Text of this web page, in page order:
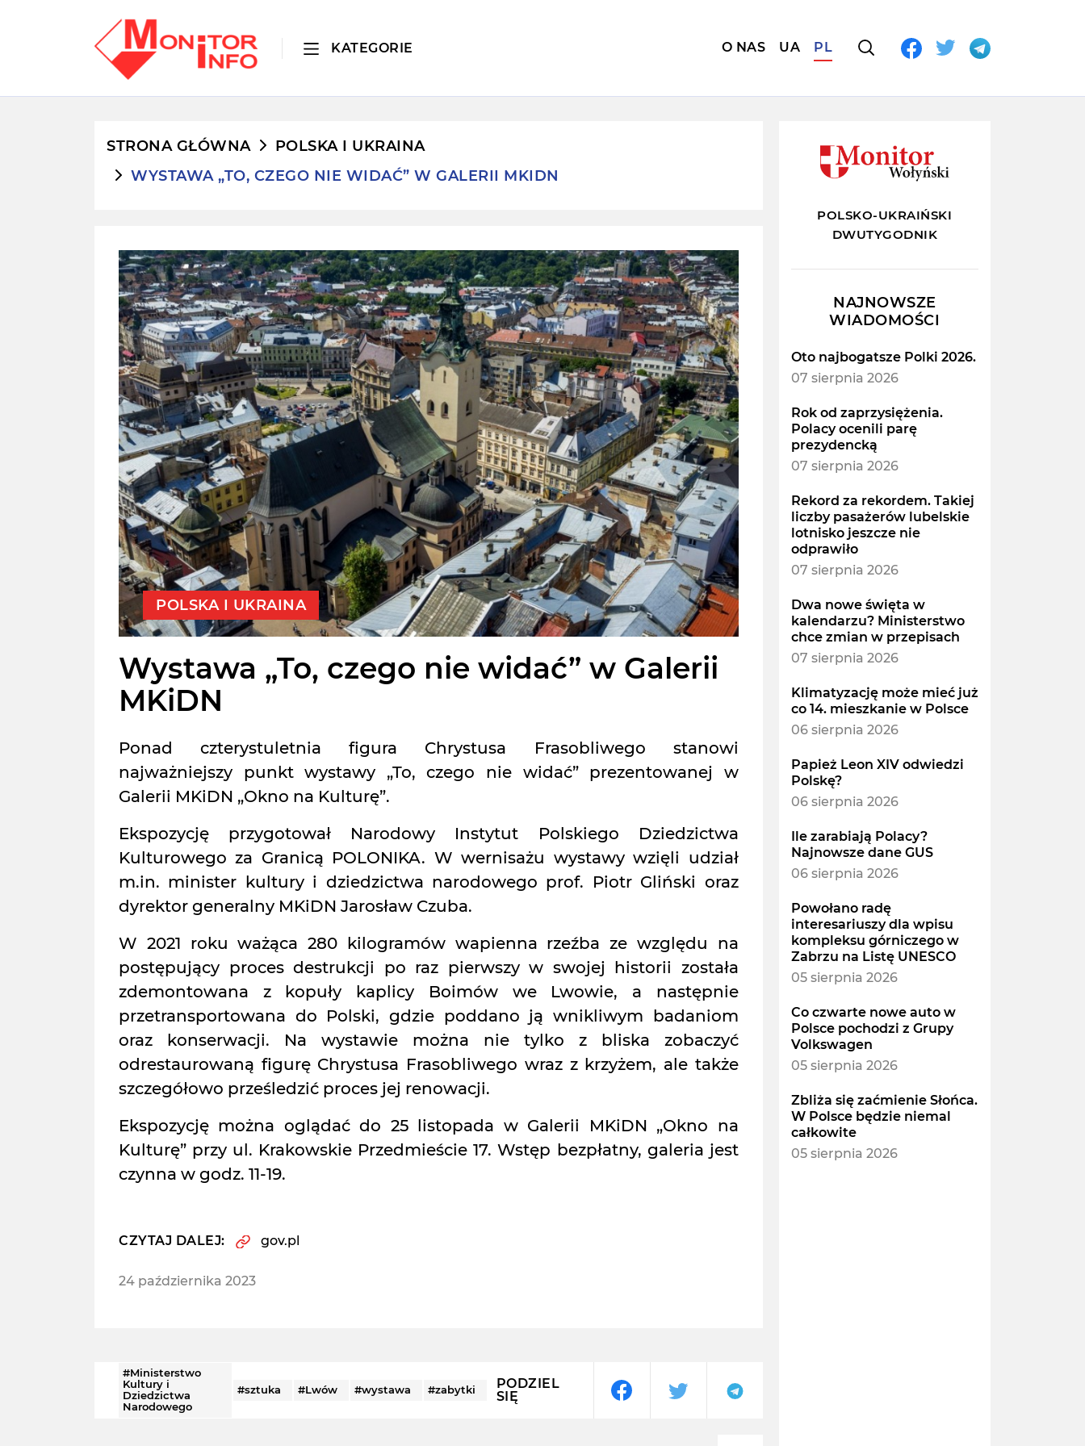
KATEGORIE O NAS UA PL
STRONA GŁÓWNA
POLSKA I UKRAINA
WYSTAWA „TO, CZEGO NIE WIDAĆ” W GALERII MKIDN
POLSKA I UKRAINA
Wystawa „To, czego nie widać” w Galerii
MKiDN
Ponad czterystuletnia figura Chrystusa Frasobliwego stanowi
najważniejszy punkt wystawy „To, czego nie widać” prezentowanej w
Galerii MKiDN „Okno na Kulturę”.
Ekspozycję przygotował Narodowy Instytut Polskiego Dziedzictwa
Kulturowego za Granicą POLONIKA. W wernisażu wystawy wzięli udział
m.in. minister kultury i dziedzictwa narodowego prof. Piotr Gliński oraz
dyrektor generalny MKiDN Jarosław Czuba.
W 2021 roku ważąca 280 kilogramów wapienna rzeźba ze względu na
postępujący proces destrukcji po raz pierwszy w swojej historii została
zdemontowana z kopuły kaplicy Boimów we Lwowie, a następnie
przetransportowana do Polski, gdzie poddano ją wnikliwym badaniom
oraz konserwacji. Na wystawie można nie tylko z bliska zobaczyć
odrestaurowaną figurę Chrystusa Frasobliwego wraz z krzyżem, ale także
szczegółowo prześledzić proces jej renowacji.
Ekspozycję można oglądać do 25 listopada w Galerii MKiDN „Okno na
Kulturę” przy ul. Krakowskie Przedmieście 17. Wstęp bezpłatny, galeria jest
czynna w godz. 11-19.
CZYTAJ DALEJ: gov.pl
24 października 2023
#Ministerstwo
Kultury i
Dziedzictwa
Narodowego
#sztuka #Lwów #wystawa #zabytki
PODZIEL
SIĘ
POLSKO-UKRAIŃSKI
DWUTYGODNIK
NAJNOWSZE
WIADOMOŚCI
Oto najbogatsze Polki 2026.
07 sierpnia 2026
Rok od zaprzysiężenia.
Polacy ocenili parę
prezydencką
07 sierpnia 2026
Rekord za rekordem. Takiej
liczby pasażerów lubelskie
lotnisko jeszcze nie
odprawiło
07 sierpnia 2026
Dwa nowe święta w
kalendarzu? Ministerstwo
chce zmian w przepisach
07 sierpnia 2026
Klimatyzację może mieć już
co 14. mieszkanie w Polsce
06 sierpnia 2026
Papież Leon XIV odwiedzi
Polskę?
06 sierpnia 2026
Ile zarabiają Polacy?
Najnowsze dane GUS
06 sierpnia 2026
Powołano radę
interesariuszy dla wpisu
kompleksu górniczego w
Zabrzu na Listę UNESCO
05 sierpnia 2026
Co czwarte nowe auto w
Polsce pochodzi z Grupy
Volkswagen
05 sierpnia 2026
Zbliża się zaćmienie Słońca.
W Polsce będzie niemal
całkowite
05 sierpnia 2026